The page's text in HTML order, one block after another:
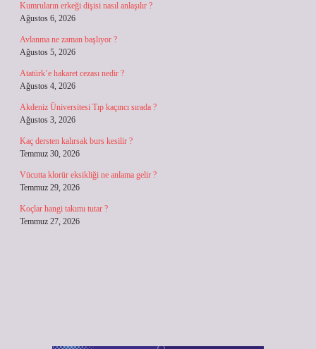
Kumruların erkeği dişisi nasıl anlaşılır ?
Ağustos 6, 2026
Avlanma ne zaman başlıyor ?
Ağustos 5, 2026
Atatürk’e hakaret cezası nedir ?
Ağustos 4, 2026
Akdeniz Üniversitesi Tıp kaçıncı sırada ?
Ağustos 3, 2026
Kaç dersten kalırsak burs kesilir ?
Temmuz 30, 2026
Vücutta klorür eksikliği ne anlama gelir ?
Temmuz 29, 2026
Koçlar hangi takımı tutar ?
Temmuz 27, 2026